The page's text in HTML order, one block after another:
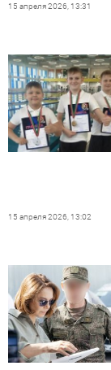
15 апреля 2026, 13:31
15 апреля 2026, 13:02